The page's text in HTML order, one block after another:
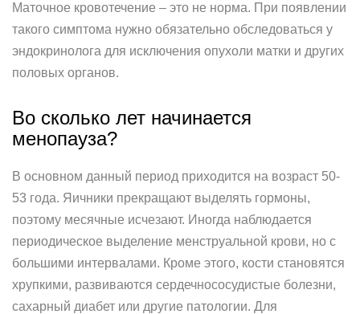
Маточное кровотечение – это не норма. При появлении
такого симптома нужно обязательно обследоваться у
эндокринолога для исключения опухоли матки и других
половых органов.
Во сколько лет начинается
менопауза?
В основном данный период приходится на возраст 50-
53 года. Яичники прекращают выделять гормоны,
поэтому месячные исчезают. Иногда наблюдается
периодическое выделение менструальной крови, но с
большими интервалами. Кроме этого, кости становятся
хрупкими, развиваются сердечнососудистые болезни,
сахарный диабет или другие патологии. Для